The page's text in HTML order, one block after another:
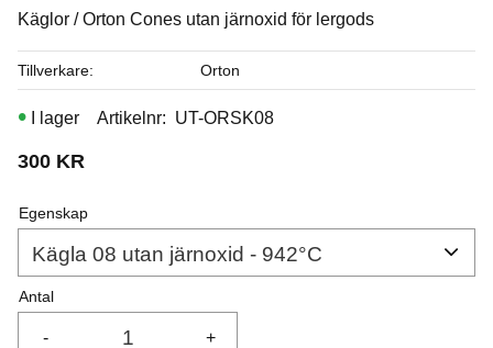
I lager
Köp
Käglor / Orton Cones utan järnoxid för lergods
300 KR
Egenskap
Antal
+
-
I lager Artikelnr UT-ORSK08
Tillverkare Orton